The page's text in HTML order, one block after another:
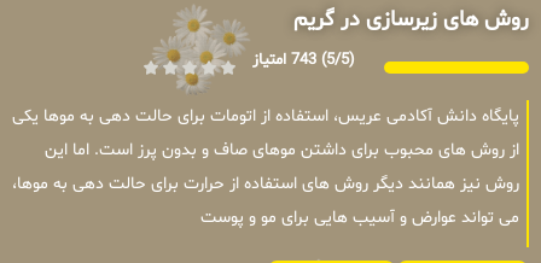
روش های زیرسازی در گریم
(5/5) 743 امتیاز
پایگاه دانش آکادمی عریس، استفاده از اتومات برای حالت دهی به موها یکی
از روش های محبوب برای داشتن موهای صاف و بدون پرز است. اما این
روش نیز همانند دیگر روش های استفاده از حرارت برای حالت دهی به موها،
می تواند عوارض و آسیب هایی برای مو و پوست